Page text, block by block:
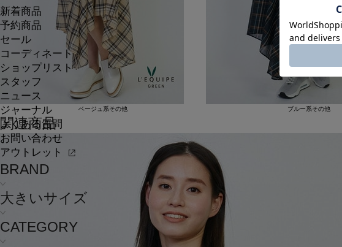
新着商品
予約商品
セール
コーディネート
ショップリスト
スタッフ
ニュース
ジャーナル
よくある質問
お問い合わせ
アウトレット
BRAND
大きいサイズ
CATEGORY
ベージュ系その他 ブルー系その他
関連商品